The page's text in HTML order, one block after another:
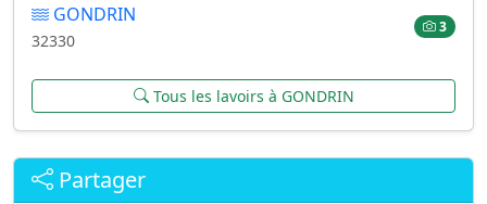
GONDRIN
32330
3
Tous les lavoirs à GONDRIN
Partager